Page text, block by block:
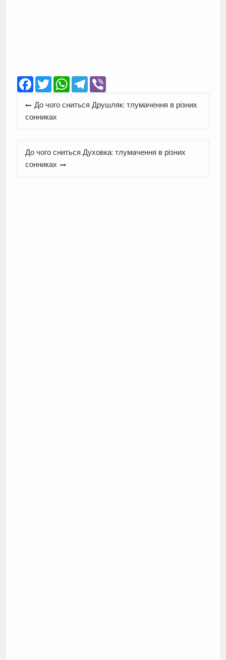
Facebook
TwitterWhatsApp
Telegram
Viber
Навігація
записів
До чого сниться Друшляк: тлумачення в різних
сонниках
До чого сниться Духовка: тлумачення в різних
сонниках